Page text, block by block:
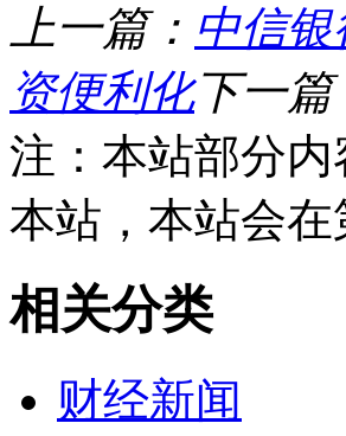
上一篇： 中信
资便利化下一篇
注：本站部分
本站，本站会
相关分类
财经新闻